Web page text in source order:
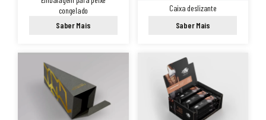
congelado
Saber Mais
Caixa deslizante
Saber Mais